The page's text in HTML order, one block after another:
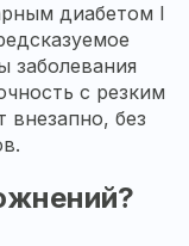
диабетом I
заболевания
с резким
внезапно, без